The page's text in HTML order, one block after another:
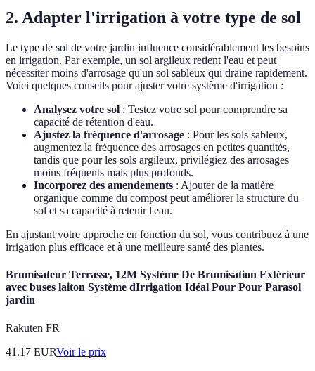
2. Adapter l'irrigation à votre type de sol
Le type de sol de votre jardin influence considérablement les besoins
en irrigation. Par exemple, un sol argileux retient l'eau et peut
nécessiter moins d'arrosage qu'un sol sableux qui draine rapidement.
Voici quelques conseils pour ajuster votre système d'irrigation :
Analysez votre sol : Testez votre sol pour comprendre sa
capacité de rétention d'eau.
Ajustez la fréquence d'arrosage : Pour les sols sableux,
augmentez la fréquence des arrosages en petites quantités,
tandis que pour les sols argileux, privilégiez des arrosages
moins fréquents mais plus profonds.
Incorporez des amendements : Ajouter de la matière
organique comme du compost peut améliorer la structure du
sol et sa capacité à retenir l'eau.
En ajustant votre approche en fonction du sol, vous contribuez à une
irrigation plus efficace et à une meilleure santé des plantes.
Brumisateur Terrasse, 12M Système De Brumisation Extérieur
avec buses laiton Système dIrrigation Idéal Pour Pour Parasol
jardin
Rakuten FR
41.17 EURVoir le prix